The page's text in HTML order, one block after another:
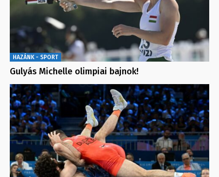
HAZÁNK - SPORT
Gulyás Michelle olimpiai bajnok!